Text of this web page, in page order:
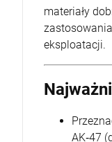
materiały
eksploatacji.
AK‑47